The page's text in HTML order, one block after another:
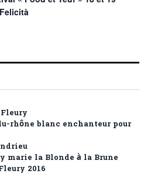
rhône blanc enchanteur pour
marie la Blonde à la Brune
2016